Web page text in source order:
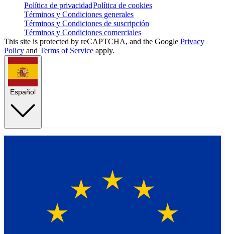
Política de privacidadPolítica de cookies
Términos y Condiciones generales
Términos y Condiciones de suscripción
Términos y Condiciones comerciales
This site is protected by reCAPTCHA, and the Google Privacy
Policy and Terms of Service apply.
Español